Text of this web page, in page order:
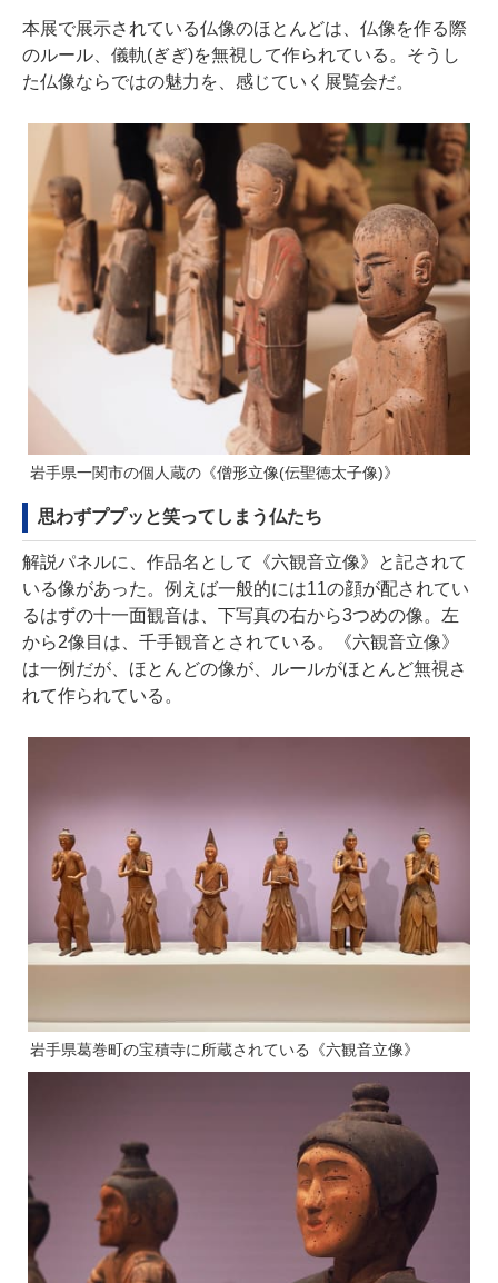
本展で展示されている仏像のほとんどは、仏像を作る際
のルール、儀軌(ぎぎ)を無視して作られている。そうし
た仏像ならではの魅力を、感じていく展覧会だ。
岩手県一関市の個人蔵の《僧形立像(伝聖徳太子像)》
思わずププッと笑ってしまう仏たち
解説パネルに、作品名として《六観音立像》と記されて
いる像があった。例えば一般的には11の顔が配されてい
るはずの十一面観音は、下写真の右から3つめの像。左
から2像目は、千手観音とされている。《六観音立像》
は一例だが、ほとんどの像が、ルールがほとんど無視さ
れて作られている。
岩手県葛巻町の宝積寺に所蔵されている《六観音立像》